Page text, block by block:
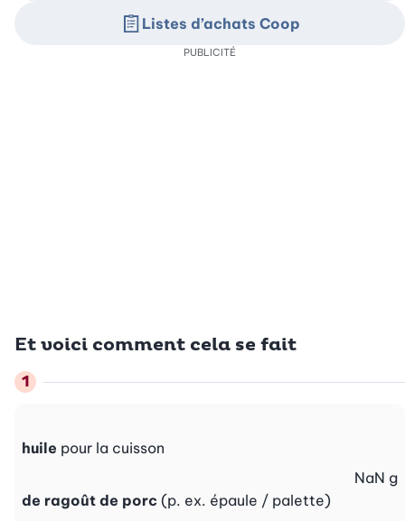
Et voici comment cela se fait
huile pour la cuisson
de ragoût de porc (p. ex. épaule / palette)
NaN g
Listes d’achats Coop
PUBLICITÉ